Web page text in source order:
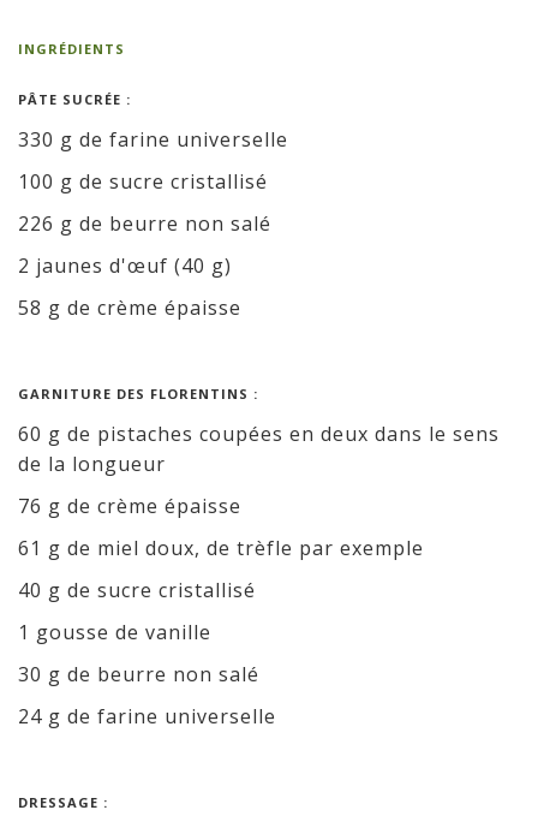
INGRÉDIENTS
PÂTE SUCRÉE :
330 g de farine universelle
100 g de sucre cristallisé
226 g de beurre non salé
2 jaunes d'œuf (40 g)
58 g de crème épaisse
GARNITURE DES FLORENTINS :
60 g de pistaches coupées en deux dans le sens
de la longueur
76 g de crème épaisse
61 g de miel doux, de trèfle par exemple
40 g de sucre cristallisé
1 gousse de vanille
30 g de beurre non salé
24 g de farine universelle
DRESSAGE :